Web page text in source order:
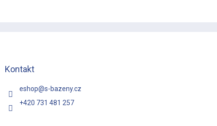
Kontakt
eshop@s-bazeny.cz
+420 731 481 257